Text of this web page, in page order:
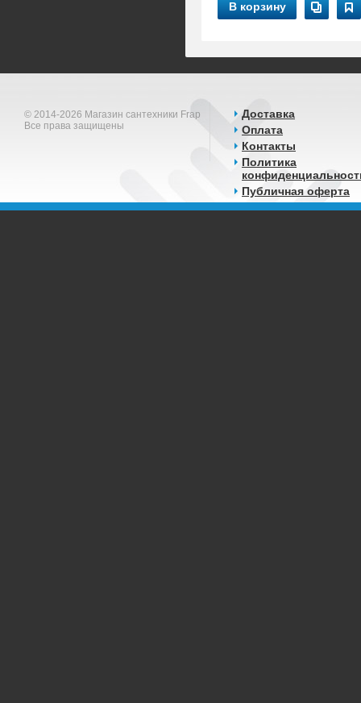
В корзину
© 2014-2026 Магазин сантехники Frap
Все права защищены
Доставка
Оплата
Контакты
Политика
Публичная оферта